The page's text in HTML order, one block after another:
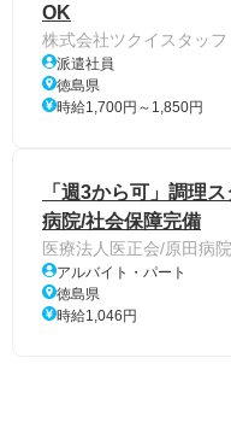
OK
株式会社ツクイスタッフ
派遣社員
徳島県
時給1,700円～1,850円
「週3から可」調理
病院/社会保障完備
医療法人医正会/原田病院
アルバイト・パート
徳島県
時給1,046円